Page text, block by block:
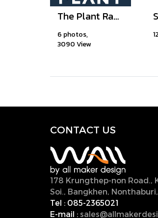
The Plant Rangsit-Klong3
6 photos,
3090 View
CONTACT US
178 Krungthep-non Road.,
Soi., Bangkhen, Nonthaburi,
Tel : 085-2365021
E-mail :